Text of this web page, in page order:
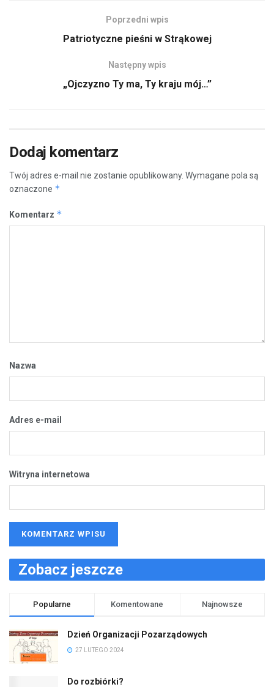
Poprzedni wpis
Patriotyczne pieśni w Strąkowej
Następny wpis
„Ojczyzno Ty ma, Ty kraju mój…”
Dodaj komentarz
Twój adres e-mail nie zostanie opublikowany. Wymagane pola są
oznaczone *
Komentarz *
Nazwa
Adres e-mail
Witryna internetowa
Zobacz jeszcze
Popularne Komentowane Najnowsze
Dzień Organizacji Pozarządowych
27 LUTEGO 2024
Do rozbiórki?